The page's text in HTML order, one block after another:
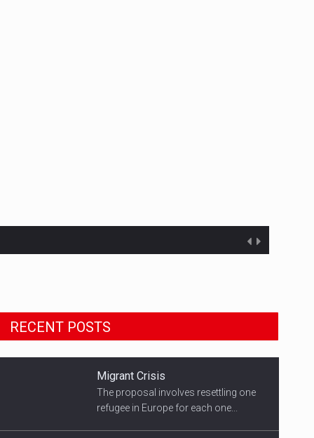
RECENT POSTSThe proposal involves resettling one
refugee in Europe for each one...
Smith's Team
US Democratic presidential candidate
speaks with supporters...